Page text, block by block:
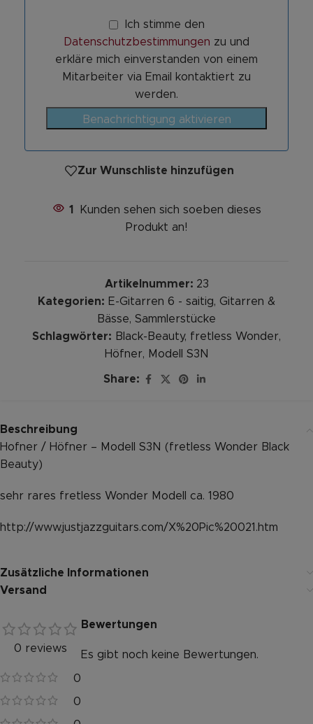
Ich stimme den
Datenschutzbestimmungen zu und
erkläre mich einverstanden von einem
Mitarbeiter via Email kontaktiert zu
werden.
Benachrichtigung aktivieren
Zur Wunschliste hinzufügen
1
Kunden sehen sich soeben dieses
Produkt an!
Artikelnummer: 23
Kategorien: E-Gitarren 6 - saitig, Gitarren &
Bässe, Sammlerstücke
Schlagwörter: Black-Beauty, fretless Wonder,
Höfner, Modell S3N
Share:
Beschreibung
Hofner / Höfner – Modell S3N (fretless Wonder Black
Beauty)
sehr rares fretless Wonder Modell ca. 1980
http://www.justjazzguitars.com/X%20Pic%20021.htm
Zusätzliche Informationen
Versand
0 reviews
0
0
Bewertungen
Es gibt noch keine Bewertungen.